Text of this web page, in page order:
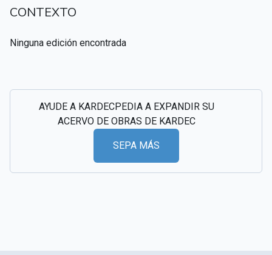
espiritismo
CONTEXTO
Ninguna edición encontrada
AYUDE A KARDECPEDIA A EXPANDIR SU
ACERVO DE OBRAS DE KARDEC
SEPA MÁS